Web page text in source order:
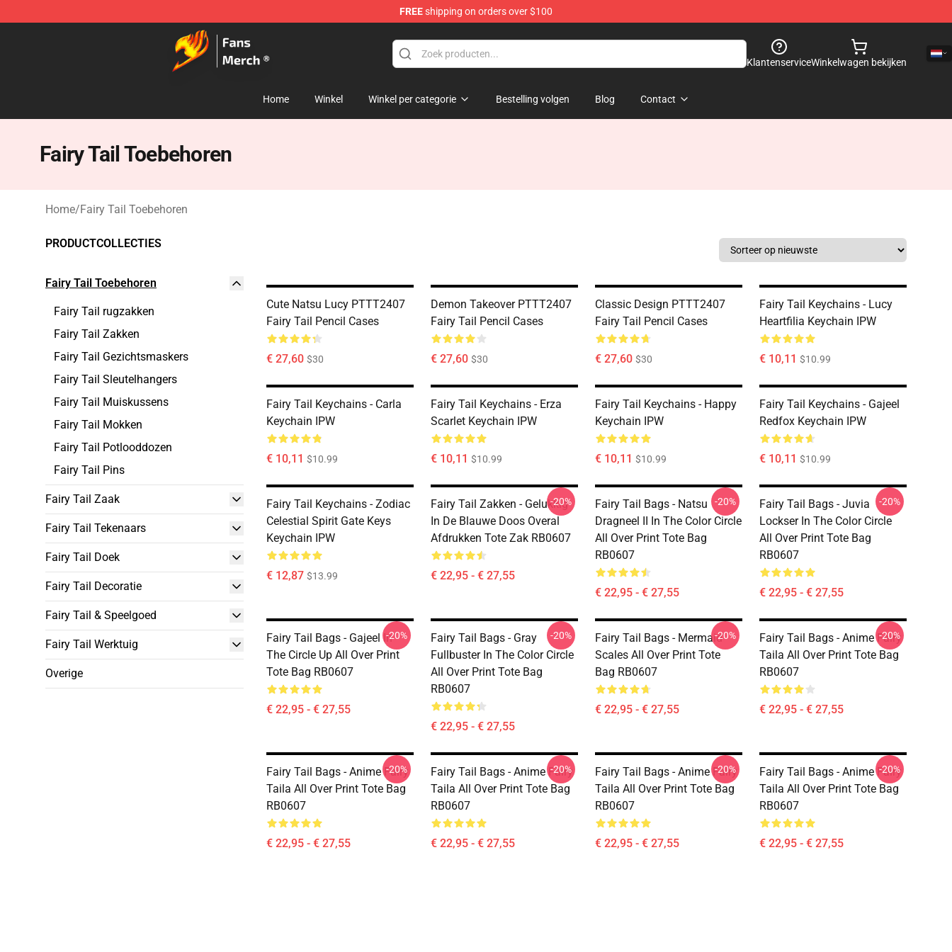
FREEshipping on orders over $100
Fairy Tail Store - Official Fairy Tail Merchandise Shop
KlantenserviceWinkelwagen bekijken
Home Winkel Winkel per categorie Bestelling volgen Blog Contact
Fairy Tail Toebehoren
Home/Fairy Tail Toebehoren
PRODUCTCOLLECTIES
Fairy Tail Toebehoren
Fairy Tail rugzakken
Fairy Tail Zakken
Fairy Tail Gezichtsmaskers
Fairy Tail Sleutelhangers
Fairy Tail Muiskussens
Fairy Tail Mokken
Fairy Tail Potlooddozen
Fairy Tail Pins
Fairy Tail Zaak
Fairy Tail Tekenaars
Fairy Tail Doek
Fairy Tail Decoratie
Fairy Tail & Speelgoed
Fairy Tail Werktuig
Overige
Cute Natsu Lucy PTTT2407
Fairy Tail Pencil Cases
€ 27,60 $30
Demon Takeover PTTT2407
Fairy Tail Pencil Cases
€ 27,60 $30
Classic Design PTTT2407
Fairy Tail Pencil Cases
€ 27,60 $30
Fairy Tail Keychains - Lucy
Heartfilia Keychain IPW
€ 10,11 $10.99
Fairy Tail Keychains - Carla
Keychain IPW
€ 10,11 $10.99
Fairy Tail Keychains - Erza
Scarlet Keychain IPW
€ 10,11 $10.99
Fairy Tail Keychains - Happy
Keychain IPW
€ 10,11 $10.99
Fairy Tail Keychains - Gajeel
Redfox Keychain IPW
€ 10,11 $10.99
Fairy Tail Keychains - Zodiac
Celestial Spirit Gate Keys
Keychain IPW
€ 12,87 $13.99
Fairy Tail Zakken - Gelukkig
In De Blauwe Doos Overal
Afdrukken Tote Zak RB0607
€ 22,95 - € 27,55
-20%
Fairy Tail Bags - Natsu
Dragneel II In The Color Circle
All Over Print Tote Bag
RB0607
€ 22,95 - € 27,55
-20%
Fairy Tail Bags - Juvia
Lockser In The Color Circle
All Over Print Tote Bag
RB0607
€ 22,95 - € 27,55
-20%
Fairy Tail Bags - Gajeel In
The Circle Up All Over Print
Tote Bag RB0607
€ 22,95 - € 27,55
-20%
Fairy Tail Bags - Gray
Fullbuster In The Color Circle
All Over Print Tote Bag
RB0607
€ 22,95 - € 27,55
-20%
Fairy Tail Bags - Mermaid
Scales All Over Print Tote
Bag RB0607
€ 22,95 - € 27,55
-20%
Fairy Tail Bags - Anime Fairy
Taila All Over Print Tote Bag
RB0607
€ 22,95 - € 27,55
-20%
Fairy Tail Bags - Anime Fairy
Taila All Over Print Tote Bag
RB0607
€ 22,95 - € 27,55
-20%
Fairy Tail Bags - Anime Fairy
Taila All Over Print Tote Bag
RB0607
€ 22,95 - € 27,55
-20%
Fairy Tail Bags - Anime Fairy
Taila All Over Print Tote Bag
RB0607
€ 22,95 - € 27,55
-20%
Fairy Tail Bags - Anime Fairy
Taila All Over Print Tote Bag
RB0607
€ 22,95 - € 27,55
-20%